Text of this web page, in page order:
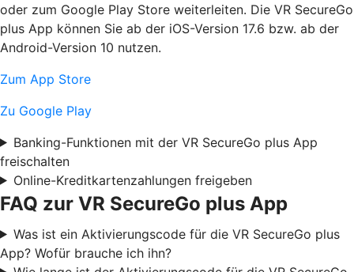
oder zum Google Play Store weiterleiten. Die VR SecureGo
plus App können Sie ab der iOS-Version 17.6 bzw. ab der
Android-Version 10 nutzen.
Zum App Store
Zu Google Play
Banking-Funktionen mit der VR SecureGo plus App
freischalten
Online-Kreditkartenzahlungen freigeben
FAQ zur VR SecureGo plus App
Was ist ein Aktivierungscode für die VR SecureGo plus
App? Wofür brauche ich ihn?